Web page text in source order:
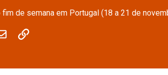
de semana em Portugal (18 a 21 de